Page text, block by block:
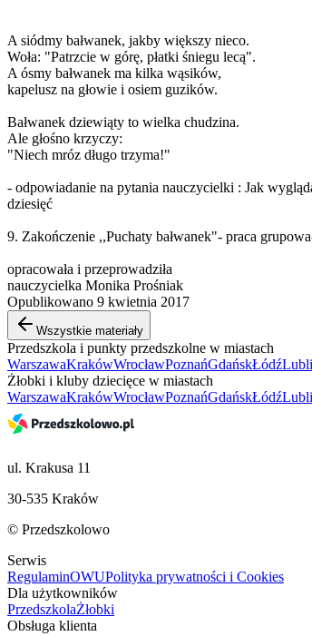
A siódmy bałwanek, jakby większy nieco.
Woła: "Patrzcie w górę, płatki śniegu lecą".
A ósmy bałwanek ma kilka wąsików,
kapelusz na głowie i osiem guzików.
Bałwanek dziewiąty to wielka chudzina.
Ale głośno krzyczy:
"Niech mróz długo trzyma!"
- odpowiadanie na pytania nauczycielki : Jak
dziesięć
9. Zakończenie ,,Puchaty bałwanek"- praca
opracowała i przeprowadziła
nauczycielka Monika Prośniak
Opublikowano 9 kwietnia 2017
Wszystkie materiały
Przedszkola i punkty przedszkolne w miastach
WarszawaKrakówWrocławPoznańGdańskŁódź
Żłobki i kluby dziecięce w miastach
WarszawaKrakówWrocławPoznańGdańskŁódź
ul. Krakusa 11
30-535 Kraków
© Przedszkolowo
Serwis
RegulaminOWUPolityka prywatności i Cookies
Dla użytkowników
PrzedszkolaŻłobki
Obsługa klienta